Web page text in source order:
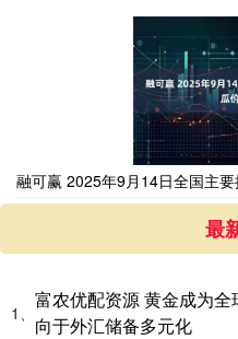
融可赢 2025年9月14日全国主
最
1、
富农优配资源 黄金成为
向于外汇储备多元化